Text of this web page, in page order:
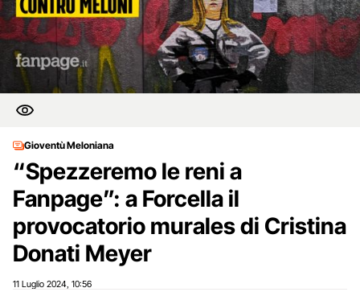
Gioventù Meloniana
“Spezzeremo le reni a
Fanpage”: a Forcella il
provocatorio murales di Cristina
Donati Meyer
11 Luglio 2024 10:56